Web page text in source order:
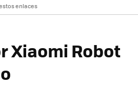
enlaces
Xiaomi Robot